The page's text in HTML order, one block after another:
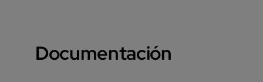
Documentación